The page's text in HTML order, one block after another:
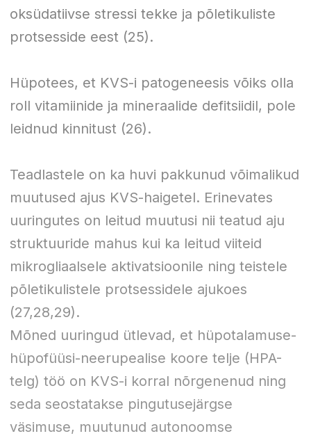
oksüdatiivse stressi tekke ja põletikuliste
protsesside eest (25).
Hüpotees, et KVS-i patogeneesis võiks olla
roll vitamiinide ja mineraalide defitsiidil, pole
leidnud kinnitust (26).
Teadlastele on ka huvi pakkunud võimalikud
muutused ajus KVS-haigetel. Erinevates
uuringutes on leitud muutusi nii teatud aju
struktuuride mahus kui ka leitud viiteid
mikrogliaalsele aktivatsioonile ning teistele
põletikulistele protsessidele ajukoes
(27,28,29).
Mõned uuringud ütlevad, et hüpotalamuse-
hüpofüüsi-neerupealise koore telje (HPA-
telg) töö on KVS-i korral nõrgenenud ning
seda seostatakse pingutusejärgse
väsimuse, muutunud autonoomse